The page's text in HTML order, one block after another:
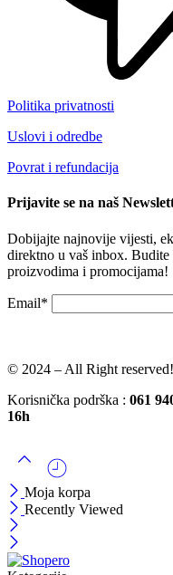
Politika privatnosti
Uslovi i odredbe
Povrat i refundacija
Prijavite se na naš
Dobijajte najnovije vijesti,
direktno u vaš inbox.
proizvodima i promocijama!
Email*
© 2024 – All Right reserved!
Korisnička podrška : 061
16h
Moja korpa
Recently Viewed